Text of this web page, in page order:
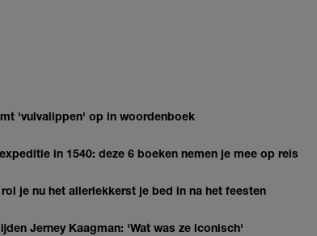
'vulvalippen' op in woordenboek
in 1540: deze 6 boeken nemen je mee op reis
je nu het allerlekkerst je bed in na het feesten
Jerney Kaagman: 'Wat was ze iconisch'